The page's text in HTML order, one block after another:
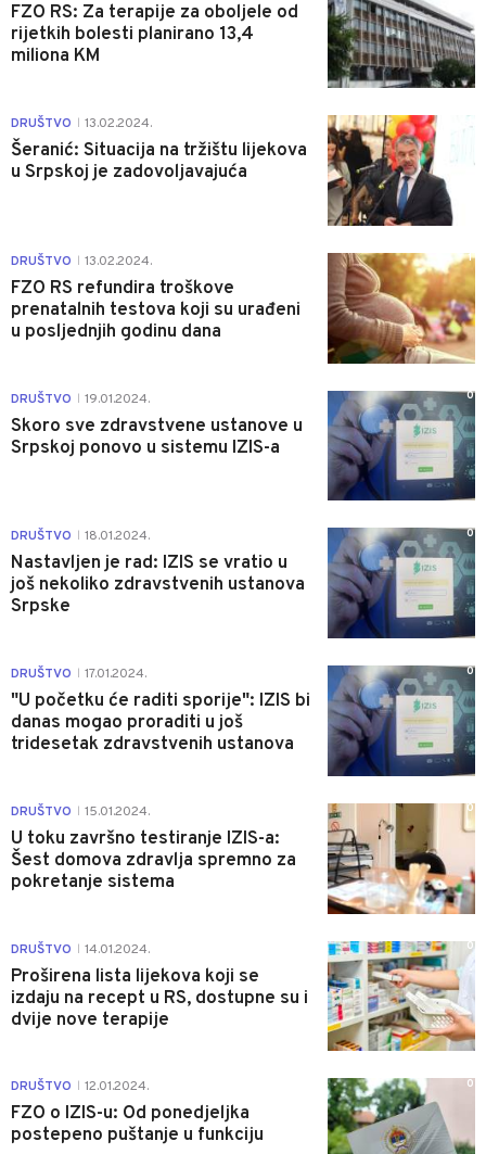
FZO RS: Za terapije za oboljele od
rijetkih bolesti planirano 13,4
miliona KM
DRUŠTVO 13.02.2024.
Šeranić: Situacija na tržištu lijekova
u Srpskoj je zadovoljavajuća
1
DRUŠTVO 13.02.2024.
FZO RS refundira troškove
prenatalnih testova koji su urađeni
u posljednjih godinu dana
1
DRUŠTVO 19.01.2024.
Skoro sve zdravstvene ustanove u
Srpskoj ponovo u sistemu IZIS-a
0
DRUŠTVO 18.01.2024.
Nastavljen je rad: IZIS se vratio u
još nekoliko zdravstvenih ustanova
Srpske
0
DRUŠTVO 17.01.2024.
"U početku će raditi sporije": IZIS bi
danas mogao proraditi u još
tridesetak zdravstvenih ustanova
0
DRUŠTVO 15.01.2024.
U toku završno testiranje IZIS-a:
Šest domova zdravlja spremno za
pokretanje sistema
0
DRUŠTVO 14.01.2024.
Proširena lista lijekova koji se
izdaju na recept u RS, dostupne su i
dvije nove terapije
0
DRUŠTVO 12.01.2024.
FZO o IZIS-u: Od ponedjeljka
postepeno puštanje u funkciju
0